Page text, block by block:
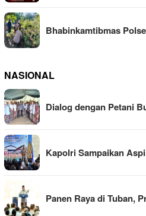
Bhabinkamtibmas
NASIONAL
Dialog dengan Petani
Kapolri Sampaikan
Panen Raya di Tuban,